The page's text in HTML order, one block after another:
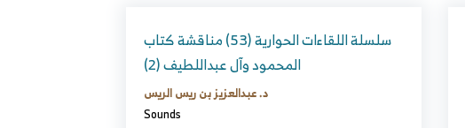
سلسلة اللقاءات الحوارية (53) مناقشة كتاب
المحمود وآل عبداللطيف (2)
د. عبدالعزيز بن ريس الريس
Sounds